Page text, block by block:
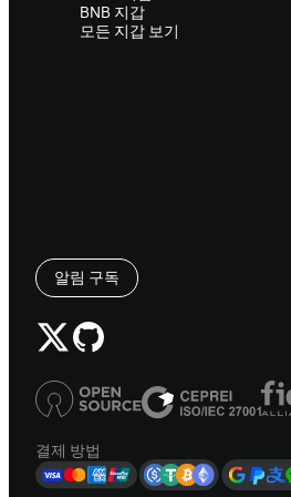
BNB 지갑
모든 지갑 보기
알림 구독
결제 방법